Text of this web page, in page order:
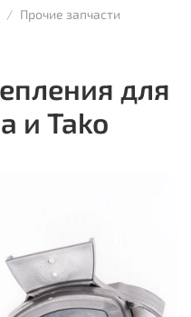
Прочие запчасти
для
и Tako